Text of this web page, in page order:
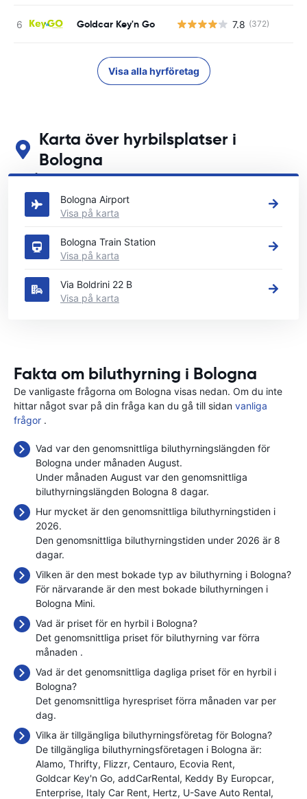
Goldcar Key'n Go 7.8 (372)
Visa alla hyrföretag
Karta över hyrbilsplatser i
Bologna
Se våra huvudsakliga biluthyrningsplatser i Bologna
Bologna Airport
Visa på karta
Bologna Train Station
Visa på karta
Via Boldrini 22 B
Visa på karta
Fakta om biluthyrning i Bologna
De vanligaste frågorna om Bologna visas nedan. Om du inte
hittar något svar på din fråga kan du gå till sidan vanliga
frågor .
Vad var den genomsnittliga biluthyrningslängden för
Bologna under månaden August.
Under månaden August var den genomsnittliga
biluthyrningslängden Bologna 8 dagar.
Hur mycket är den genomsnittliga biluthyrningstiden i
2026.
Den genomsnittliga biluthyrningstiden under 2026 är 8
dagar.
Vilken är den mest bokade typ av biluthyrning i Bologna?
För närvarande är den mest bokade biluthyrningen i
Bologna Mini.
Vad är priset för en hyrbil i Bologna?
Det genomsnittliga priset för biluthyrning var förra
månaden .
Vad är det genomsnittliga dagliga priset för en hyrbil i
Bologna?
Det genomsnittliga hyrespriset förra månaden var per
dag.
Vilka är tillgängliga biluthyrningsföretag för Bologna?
De tillgängliga biluthyrningsföretagen i Bologna är:
Alamo Thrifty Flizzr Centauro Ecovia Rent
Goldcar Key'n Go addCarRental Keddy By Europcar
Enterprise Italy Car Rent Hertz U-Save Auto Rental